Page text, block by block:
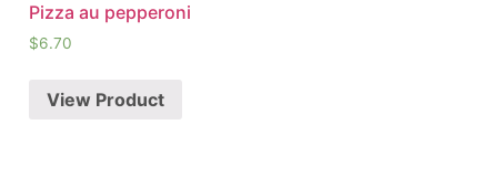
Pizza au pepperoni
$6.70
View Product